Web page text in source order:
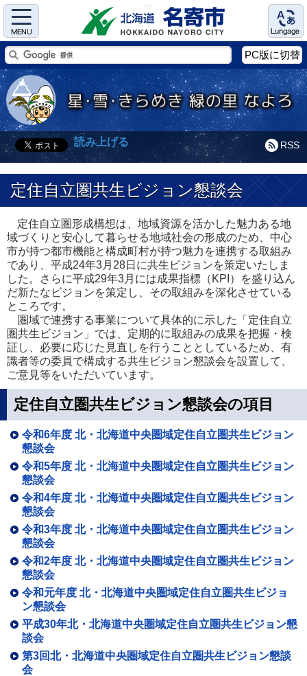
Menu Language
PC版に切替
RSS
読み上げる
定住自立圏共生ビジョン懇談会
定住自立圏形成構想は、地域資源を活かした魅力ある地
域づくりと安心して暮らせる地域社会の形成のため、中心
市が持つ都市機能と構成町村が持つ魅力を連携する取組み
であり、平成24年3月28日に共生ビジョンを策定いたしま
した。さらに平成29年3月には成果指標（KPI）を盛り込ん
だ新たなビジョンを策定し、その取組みを深化させている
ところです。
圏域で連携する事業について具体的に示した「定住自立
圏共生ビジョン」では、定期的に取組みの成果を把握・検
証し、必要に応じた見直しを行うこととしているため、有
識者等の委員で構成する共生ビジョン懇談会を設置して、
ご意見等をいただいています。
定住自立圏共生ビジョン懇談会の項目
令和6年度 北・北海道中央圏域定住自立圏共生ビジョン
懇談会
令和5年度 北・北海道中央圏域定住自立圏共生ビジョン
懇談会
令和4年度 北・北海道中央圏域定住自立圏共生ビジョン
懇談会
令和3年度 北・北海道中央圏域定住自立圏共生ビジョン
懇談会
令和2年度 北・北海道中央圏域定住自立圏共生ビジョン
懇談会
令和元年度 北・北海道中央圏域定住自立圏共生ビジョ
ン懇談会
平成30年北・北海道中央圏域定住自立圏共生ビジョン懇
談会
第3回北・北海道中央圏域定住自立圏共生ビジョン懇談
会